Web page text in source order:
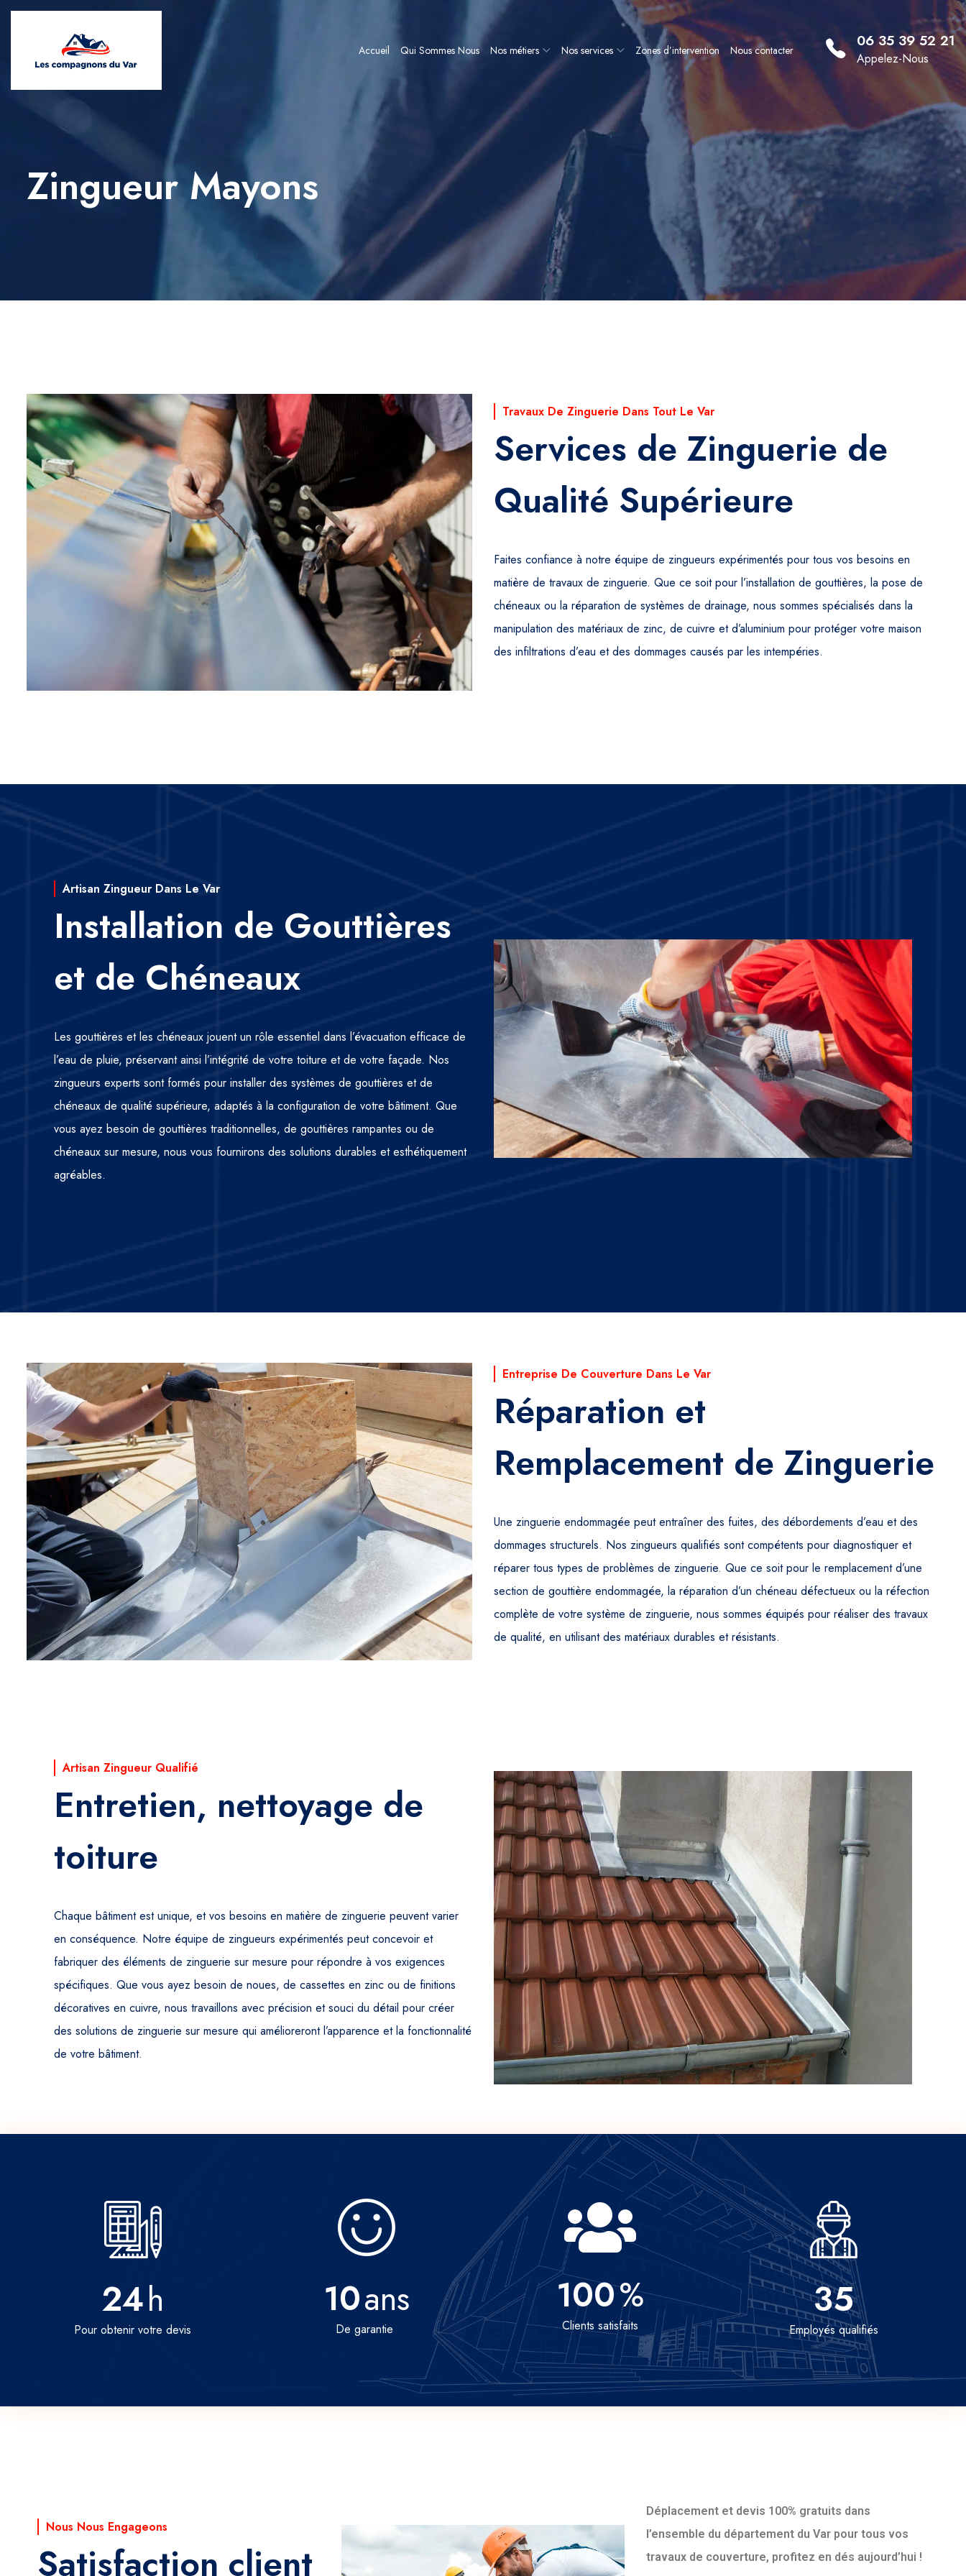
Accueil Qui Sommes Nous Nos métiers Nos services Zones d’intervention Nous contacter 06 35 39 52 21
Appelez-Nous
Zingueur Mayons
Travaux De Zinguerie Dans Tout Le Var
Services de Zinguerie de
Qualité Supérieure
Faites confiance à notre équipe de zingueurs expérimentés pour tous vos besoins en
matière de travaux de zinguerie. Que ce soit pour l’installation de gouttières, la pose de
chéneaux ou la réparation de systèmes de drainage, nous sommes spécialisés dans la
manipulation des matériaux de zinc, de cuivre et d’aluminium pour protéger votre maison
des infiltrations d’eau et des dommages causés par les intempéries.
Artisan Zingueur Dans Le Var
Installation de Gouttières
et de Chéneaux
Les gouttières et les chéneaux jouent un rôle essentiel dans l’évacuation efficace de
l’eau de pluie, préservant ainsi l’intégrité de votre toiture et de votre façade. Nos
zingueurs experts sont formés pour installer des systèmes de gouttières et de
chéneaux de qualité supérieure, adaptés à la configuration de votre bâtiment. Que
vous ayez besoin de gouttières traditionnelles, de gouttières rampantes ou de
chéneaux sur mesure, nous vous fournirons des solutions durables et esthétiquement
agréables.
Entreprise De Couverture Dans Le Var
Réparation et
Remplacement de Zinguerie
Une zinguerie endommagée peut entraîner des fuites, des débordements d’eau et des
dommages structurels. Nos zingueurs qualifiés sont compétents pour diagnostiquer et
réparer tous types de problèmes de zinguerie. Que ce soit pour le remplacement d’une
section de gouttière endommagée, la réparation d’un chéneau défectueux ou la réfection
complète de votre système de zinguerie, nous sommes équipés pour réaliser des travaux
de qualité, en utilisant des matériaux durables et résistants.
Artisan Zingueur Qualifié
Entretien, nettoyage de
toiture
Chaque bâtiment est unique, et vos besoins en matière de zinguerie peuvent varier
en conséquence. Notre équipe de zingueurs expérimentés peut concevoir et
fabriquer des éléments de zinguerie sur mesure pour répondre à vos exigences
spécifiques. Que vous ayez besoin de noues, de cassettes en zinc ou de finitions
décoratives en cuivre, nous travaillons avec précision et souci du détail pour créer
des solutions de zinguerie sur mesure qui amélioreront l’apparence et la fonctionnalité
de votre bâtiment.
24h
Pour obtenir votre devis
10ans
De garantie
100%
Clients satisfaits
35
Employés qualifiés
Nous Nous Engageons
Satisfaction client
Déplacement et devis 100% gratuits dans
l’ensemble du département du Var pour tous vos
travaux de couverture, profitez en dés aujourd’hui !